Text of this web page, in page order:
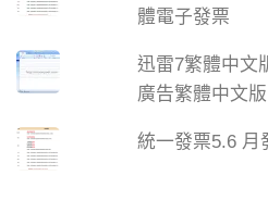
體電子發票
迅雷7繁體中文
廣告繁體中文版
統一發票5.6 月